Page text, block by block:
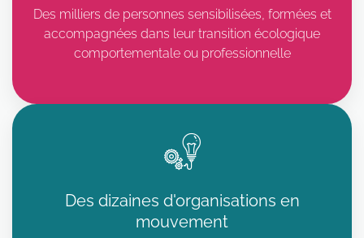
Des milliers de personnes sensibilisées, formées et
accompagnées dans leur transition écologique
comportementale ou professionnelle
Des dizaines d'organisations en
mouvement